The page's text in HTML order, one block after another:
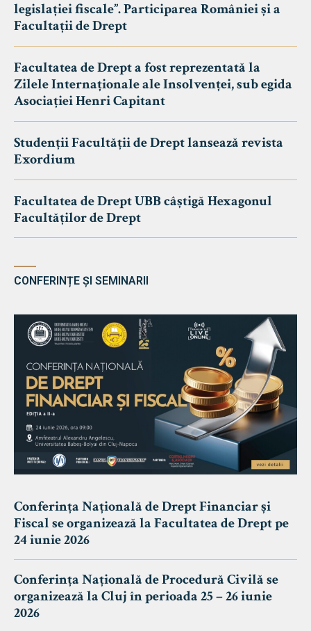
legislației fiscale”. Participarea României și a
Facultații de Drept
Facultatea de Drept a fost reprezentată la
Zilele Internaționale ale Insolvenței, sub egida
Asociației Henri Capitant
Studenții Facultății de Drept lansează revista
Exordium
Facultatea de Drept UBB câștigă Hexagonul
Facultăților de Drept
CONFERINȚE ȘI SEMINARII
Conferința Națională de Drept Financiar și
Fiscal se organizează la Facultatea de Drept pe
24 iunie 2026
Conferința Națională de Procedură Civilă se
organizează la Cluj în perioada 25 – 26 iunie
2026